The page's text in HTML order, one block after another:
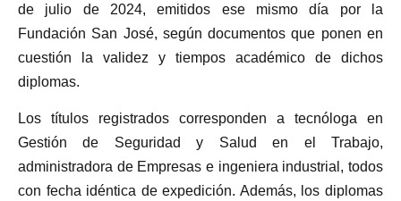
de julio de 2024, emitidos ese mismo día por la
Fundación San José, según documentos que ponen en
cuestión la validez y tiempos académico de dichos
diplomas.
Los títulos registrados corresponden a tecnóloga en
Gestión de Seguridad y Salud en el Trabajo,
administradora de Empresas e ingeniera industrial, todos
con fecha idéntica de expedición. Además, los diplomas